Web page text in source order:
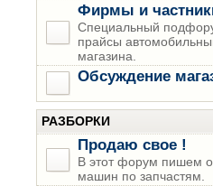
Фирмы и
Специальный
прайсы
магазина.
Обсуждение
РАЗБОРКИ
Продаю свое !
В этот форум пишем
машин по запчастям.